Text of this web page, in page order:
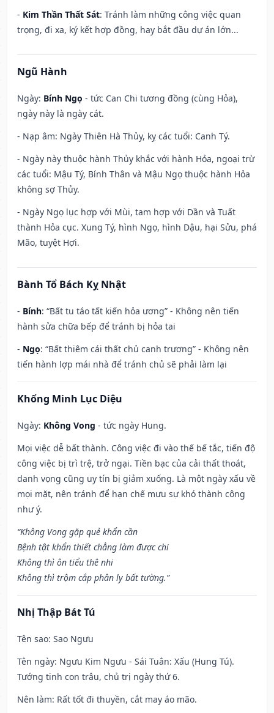
- Kim Thần Thất Sát: Tránh làm những công việc quan
trọng, đi xa, ký kết hợp đồng, hay bắt đầu dự án lớn...
Ngũ Hành
Ngày: Bính Ngọ - tức Can Chi tương đồng (cùng Hỏa),
ngày này là ngày cát.
- Nạp âm: Ngày Thiên Hà Thủy, kỵ các tuổi: Canh Tý.
- Ngày này thuộc hành Thủy khắc với hành Hỏa, ngoại trừ
các tuổi: Mậu Tý, Bính Thân và Mậu Ngọ thuộc hành Hỏa
không sợ Thủy.
- Ngày Ngọ lục hợp với Mùi, tam hợp với Dần và Tuất
thành Hỏa cục. Xung Tý, hình Ngọ, hình Dậu, hại Sửu, phá
Mão, tuyệt Hợi.
Bành Tổ Bách Kỵ Nhật
- Bính: “Bất tu táo tất kiến hỏa ương” - Không nên tiến
hành sửa chữa bếp để tránh bị hỏa tai
- Ngọ: “Bất thiêm cái thất chủ canh trương” - Không nên
tiến hành lợp mái nhà để tránh chủ sẽ phải làm lại
Khổng Minh Lục Diệu
Ngày: Không Vong - tức ngày Hung.
Mọi việc dễ bất thành. Công việc đi vào thế bế tắc, tiến độ
công việc bị trì trệ, trở ngại. Tiền bạc của cải thất thoát,
danh vọng cũng uy tín bị giảm xuống. Là một ngày xấu về
mọi mặt, nên tránh để hạn chế mưu sự khó thành công
như ý.
“Không Vong gặp quẻ khẩn cần
Bệnh tật khẩn thiết chẳng làm được chi
Không thì ôn tiểu thê nhi
Không thì trộm cắp phân ly bất tường.”
Nhị Thập Bát Tú
Tên sao: Sao Ngưu
Tên ngày: Ngưu Kim Ngưu - Sái Tuân: Xấu (Hung Tú).
Tướng tinh con trâu, chủ trị ngày thứ 6.
Nên làm: Rất tốt đi thuyền, cắt may áo mão.